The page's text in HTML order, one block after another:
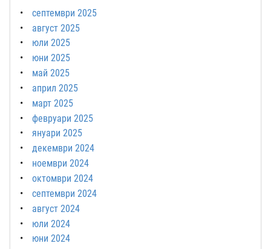
септември 2025
август 2025
юли 2025
юни 2025
май 2025
април 2025
март 2025
февруари 2025
януари 2025
декември 2024
ноември 2024
октомври 2024
септември 2024
август 2024
юли 2024
юни 2024